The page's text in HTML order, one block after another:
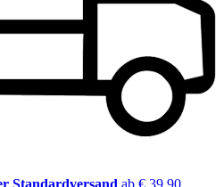
Standardversand ab € 39,90